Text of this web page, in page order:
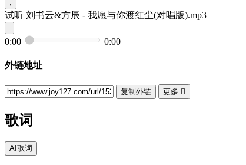
试听 刘书云&方辰 - 我愿与你渡红尘(对唱版).mp3
0:00 0:00
外链地址
复制外链 更多 
歌词
AI歌词